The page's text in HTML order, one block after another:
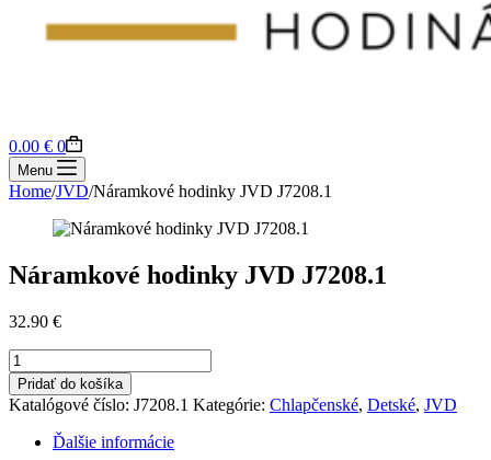
Shopping
cart
0.00 € 0
Menu
Home/JVD/Náramkové hodinky JVD J7208.1
Náramkové hodinky JVD J7208.1
32.90 €
množstvo
Náramkové
hodinky
JVD
J7208.1
Pridať do košíka
Katalógové číslo: J7208.1 Kategórie: Chlapčenské, Detské, JVD
Ďalšie informácie